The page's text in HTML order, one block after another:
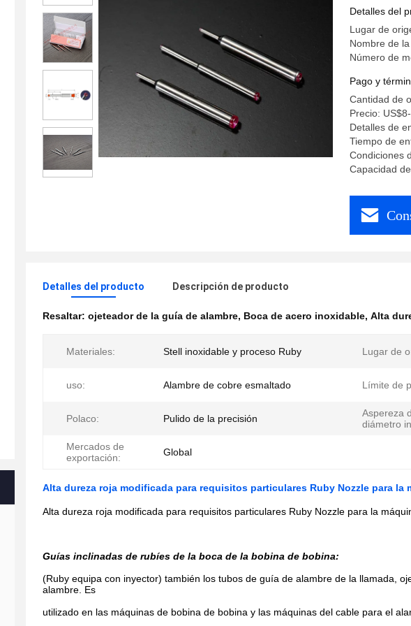
bobina
Detalles del
Lugar de
Nombre de
Número de
Pago y
Cantidad de
Precio:
Detalles de
Tiempo de
Condiciones
Capacidad
Detalles del producto Descripción de producto
Resaltar: ojeteador de la guía de alambre, Boca de acero inoxidable, Alta
Materiales: Stell inoxidable y proceso Ruby Lugar de
uso: Alambre de cobre esmaltado Límite de
Polaco: Pulido de la precisión
Aspereza
diámetro
Mercados de
exportación:
Global
Alta dureza roja modificada para requisitos particulares Ruby Nozzle para la
Alta dureza roja modificada para requisitos particulares Ruby Nozzle para la
Guías inclinadas de rubíes de la boca de la bobina de bobina:
(Ruby equipa con inyector) también los tubos de guía de alambre de la llamada,
alambre. Es
utilizado en las máquinas de bobina de bobina y las máquinas del cable para el